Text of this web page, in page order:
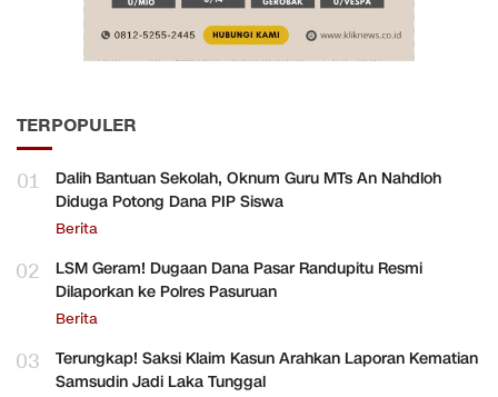
TERPOPULER
01
Dalih Bantuan Sekolah, Oknum Guru MTs An Nahdloh
Diduga Potong Dana PIP Siswa
Berita
02
LSM Geram! Dugaan Dana Pasar Randupitu Resmi
Dilaporkan ke Polres Pasuruan
Berita
03
Terungkap! Saksi Klaim Kasun Arahkan Laporan Kematian
Samsudin Jadi Laka Tunggal